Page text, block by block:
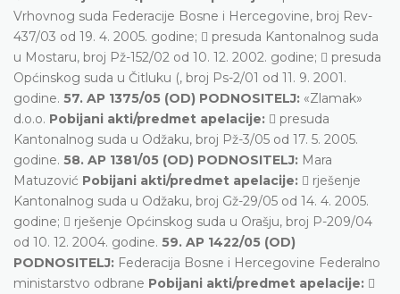
Vrhovnog suda Federacije Bosne i Hercegovine, broj Rev-
437/03 od 19. 4. 2005. godine;  presuda Kantonalnog suda
u Mostaru, broj Pž-152/02 od 10. 12. 2002. godine;  presuda
Općinskog suda u Čitluku (, broj Ps-2/01 od 11. 9. 2001.
godine. 57. AP 1375/05 (OD) PODNOSITELJ: «Zlamak»
d.o.o. Pobijani akti/predmet apelacije:  presuda
Kantonalnog suda u Odžaku, broj Pž-3/05 od 17. 5. 2005.
godine. 58. AP 1381/05 (OD) PODNOSITELJ: Mara
Matuzović Pobijani akti/predmet apelacije:  rješenje
Kantonalnog suda u Odžaku, broj Gž-29/05 od 14. 4. 2005.
godine;  rješenje Općinskog suda u Orašju, broj P-209/04
od 10. 12. 2004. godine. 59. AP 1422/05 (OD)
PODNOSITELJ: Federacija Bosne i Hercegovine Federalno
ministarstvo odbrane Pobijani akti/predmet apelacije: 